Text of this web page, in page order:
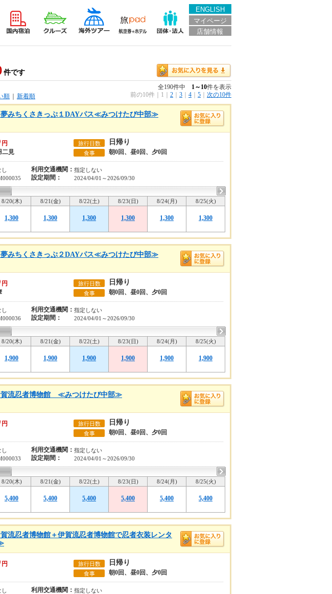
ENGLISH
マイページ
店舗情報
件です
順 新着順
全190件中 1～10件を表示
前の10件
1 2 3 4 5 次の10件
みちくさきっぷ１DAYパス≪みつけたび中部≫
円 旅行日数 日帰り
二見 食事 朝0回、昼0回、夕0回
利用交通機関： 指定しない
設定期間： 2024/04/01～2026/09/30
8/20(木) 8/21(金) 8/22(土) 8/23(日) 8/24(月) 8/25(火)
1,300 1,300 1,300 1,300 1,300 1,300
みちくさきっぷ２DAYパス≪みつけたび中部≫
円 旅行日数 日帰り
食事 朝0回、昼0回、夕0回
利用交通機関： 指定しない
設定期間： 2024/04/01～2026/09/30
8/20(木) 8/21(金) 8/22(土) 8/23(日) 8/24(月) 8/25(火)
1,900 1,900 1,900 1,900 1,900 1,900
賀流忍者博物館 ≪みつけたび中部≫
円 旅行日数 日帰り
食事 朝0回、昼0回、夕0回
利用交通機関： 指定しない
設定期間： 2024/04/01～2026/09/30
8/20(木) 8/21(金) 8/22(土) 8/23(日) 8/24(月) 8/25(火)
5,400 5,400 5,400 5,400 5,400 5,400
流忍者博物館＋伊賀流忍者博物館で忍者衣装レンタ
円 旅行日数 日帰り
食事 朝0回、昼0回、夕0回
利用交通機関： 指定しない